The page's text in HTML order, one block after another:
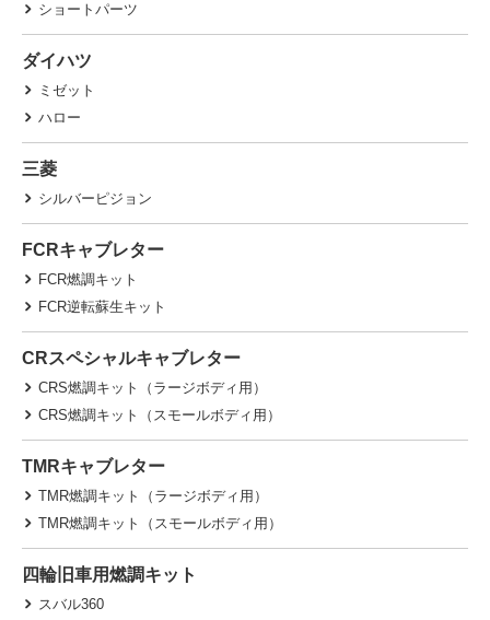
ショートパーツ
ダイハツ
ミゼット
ハロー
三菱
シルバーピジョン
FCRキャブレター
FCR燃調キット
FCR逆転蘇生キット
CRスペシャルキャブレター
CRS燃調キット（ラージボディ用）
CRS燃調キット（スモールボディ用）
TMRキャブレター
TMR燃調キット（ラージボディ用）
TMR燃調キット（スモールボディ用）
四輪旧車用燃調キット
スバル360